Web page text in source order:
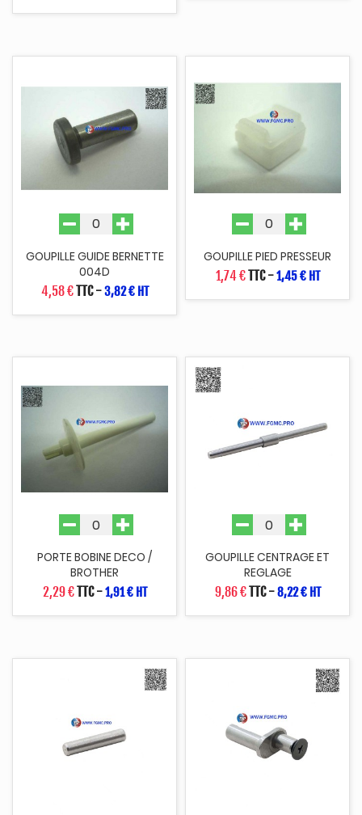
GOUPILLE GUIDE BERNETTE
004D
4,58 €TTC-3,82 € HT
GOUPILLE PIED PRESSEUR
1,74 €TTC-1,45 € HT
PORTE BOBINE DECO /
BROTHER
2,29 €TTC-1,91 € HT
GOUPILLE CENTRAGE ET
REGLAGE
9,86 €TTC-8,22 € HT